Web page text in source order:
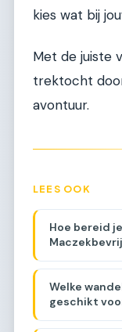
kies wat bij
Met de juiste
trektocht
avontuur.
LEES OOK
Hoe bereid
Welke
geschikt